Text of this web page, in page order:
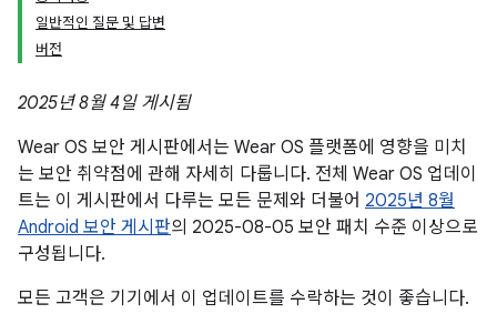
일반적인 질문 및 답변
버전
2025년 8월 4일 게시됨
Wear OS 보안 게시판에서는 Wear OS 플랫폼에 영향을 미치
는 보안 취약점에 관해 자세히 다룹니다. 전체 Wear OS 업데이
트는 이 게시판에서 다루는 모든 문제와 더불어 2025년 8월
Android 보안 게시판의 2025-08-05 보안 패치 수준 이상으로
구성됩니다.
모든 고객은 기기에서 이 업데이트를 수락하는 것이 좋습니다.